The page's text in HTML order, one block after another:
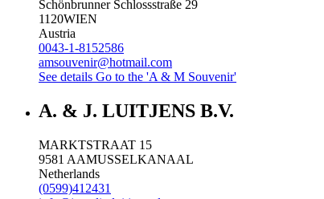
Schönbrunner Schlossstraße 29
1120WIEN
Austria
0043-1-8152586
amsouvenir@hotmail.com
See details Go to the 'A & M Souvenir'
A. & J. LUITJENS B.V.
MARKTSTRAAT 15
9581 AAMUSSELKANAAL
Netherlands
(0599)412431